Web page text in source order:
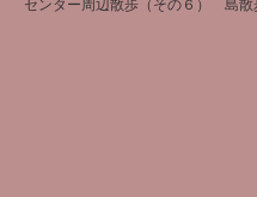
センター周辺散歩（その６） 島散